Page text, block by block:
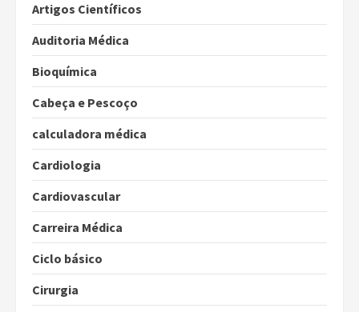
Artigos Científicos
Auditoria Médica
Bioquímica
Cabeça e Pescoço
calculadora médica
Cardiologia
Cardiovascular
Carreira Médica
Ciclo básico
Cirurgia